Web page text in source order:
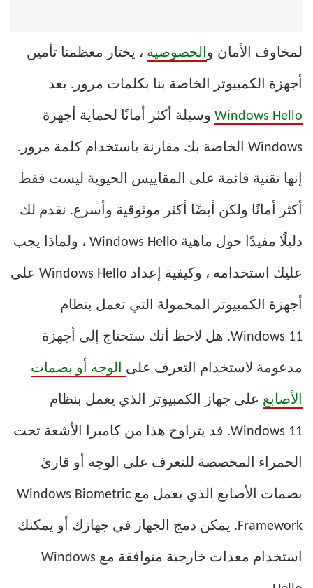
لمخاوف الأمان والخصوصية ، يختار معظمنا تأمين
أجهزة الكمبيوتر الخاصة بنا بكلمات مرور. يعد
Windows Hello وسيلة أكثر أمانًا لحماية أجهزة
Windows الخاصة بك مقارنة باستخدام كلمة مرور.
إنها تقنية قائمة على المقاييس الحيوية ليست فقط
أكثر أمانًا ولكن أيضًا أكثر موثوقية وأسرع. نقدم لك
دليلًا مفيدًا حول ماهية Windows Hello ، ولماذا يجب
عليك استخدامه ، وكيفية إعداد Windows Hello على
أجهزة الكمبيوتر المحمولة التي تعمل بنظام
Windows 11. هل لاحظ أنك ستحتاج إلى أجهزة
مدعومة لاستخدام التعرف على الوجه أو بصمات
الأصابع على جهاز الكمبيوتر الذي يعمل بنظام
Windows 11. قد يتراوح هذا من كاميرا الأشعة تحت
الحمراء المخصصة للتعرف على الوجه أو قارئ
بصمات الأصابع الذي يعمل مع Windows Biometric
Framework. يمكن دمج الجهاز في جهازك أو يمكنك
استخدام معدات خارجية متوافقة مع Windows